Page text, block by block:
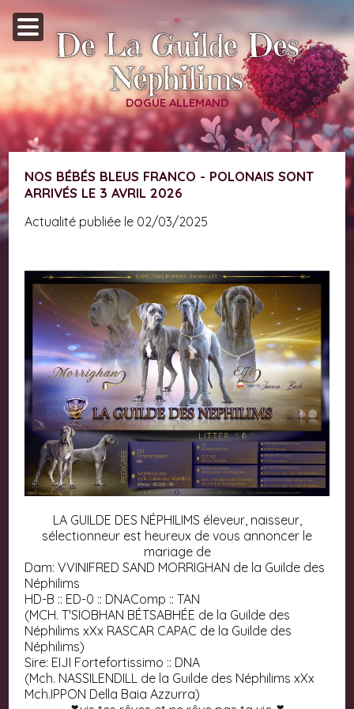
De La Guilde Des
Néphilims
DOGUE ALLEMAND
NOS BÉBÉS BLEUS FRANCO - POLONAIS SONT
ARRIVÉS LE 3 AVRIL 2026
Actualité publiée le 02/03/2025
LA GUILDE DES NÉPHILIMS éleveur, naisseur,
sélectionneur est heureux de vous annoncer le
mariage de
Dam: VVINIFRED SAND MORRIGHAN de la Guilde des
Néphilims
HD-B :: ED-0 :: DNAComp :: TAN
(MCH. T'SIOBHAN BÉTSABHÉE de la Guilde des
Néphilims xXx RASCAR CAPAC de la Guilde des
Néphilims)
Sire: EIJI Fortefortissimo :: DNA
(Mch. NASSILENDILL de la Guilde des Néphilims xXx
Mch.IPPON Della Baia Azzurra)